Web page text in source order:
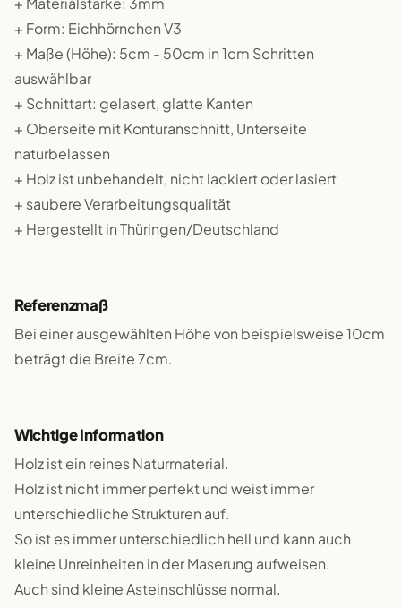
+ Form: Eichhörnchen V3
+ Maße (Höhe): 5cm - 50cm in 1cm Schritten
auswählbar
+ Schnittart: gelasert, glatte Kanten
+ Oberseite mit Konturanschnitt, Unterseite
naturbelassen
+ Holz ist unbehandelt, nicht lackiert oder lasiert
+ saubere Verarbeitungsqualität
+ Hergestellt in Thüringen/Deutschland
Referenzmaß
Bei einer ausgewählten Höhe von beispielsweise 10cm
beträgt die Breite 7cm.
Wichtige Information
Holz ist ein reines Naturmaterial.
Holz ist nicht immer perfekt und weist immer
unterschiedliche Strukturen auf.
So ist es immer unterschiedlich hell und kann auch
kleine Unreinheiten in der Maserung aufweisen.
Auch sind kleine Asteinschlüsse normal.